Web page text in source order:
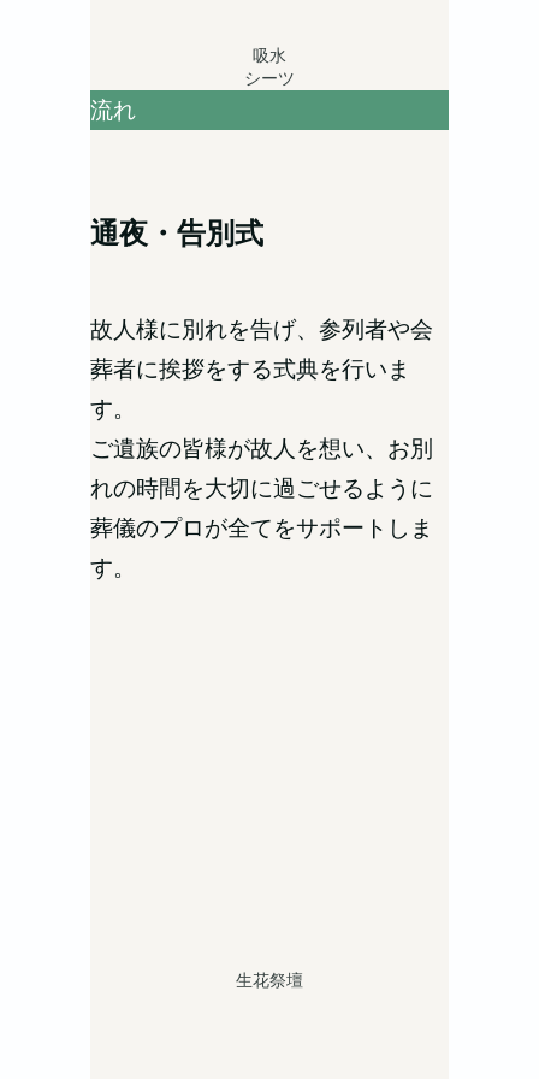
吸水
シーツ
流れ
通夜・告別式
故人様に別れを告げ、参列者や会
葬者に挨拶をする式典を行いま
す。
ご遺族の皆様が故人を想い、お別
れの時間を大切に過ごせるように
葬儀のプロが全てをサポートしま
す。
生花祭壇